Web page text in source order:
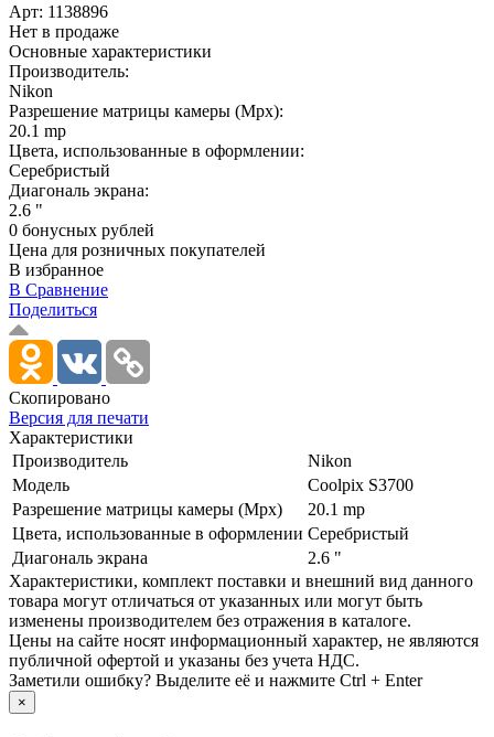
Арт: 1138896
Нет в продаже
Основные характеристики
Производитель:
Nikon
Разрешение матрицы камеры (Mpx):
20.1 mp
Цвета, использованные в оформлении:
Серебристый
Диагональ экрана:
2.6 "
0 бонусных рублей
Цена для розничных покупателей
В избранное
В Сравнение
Поделиться
Скопировано
Версия для печати
Характеристики
Производитель
Nikon
Модель
Coolpix S3700
Разрешение матрицы камеры (Mpx)
20.1 mp
Цвета, использованные в оформлении Серебристый
Диагональ экрана
2.6 "
Xарактеристики, комплект поставки и внешний вид данного
товара могут отличаться от указанных или могут быть
изменены производителем без отражения в каталоге.
Цены на сайте носят информационный характер, не являются
публичной офертой и указаны без учета НДС.
Заметили ошибку? Выделите её и нажмите Ctrl + Enter
×